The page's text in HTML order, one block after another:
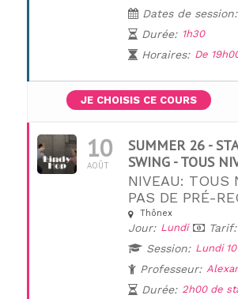
Dates de session:
Durée: 1h30
Horaires: De
JE CHOISIS CE COURS
UNE QUESTION ?
10
AOÛT
SUMMER 26 -
SWING - TOUS
NIVEAU: TOUS
PAS DE PRÉ-
Thônex
Jour: Lundi Tarif:
Session: Lundi
Professeur:
Durée: 2h00 de